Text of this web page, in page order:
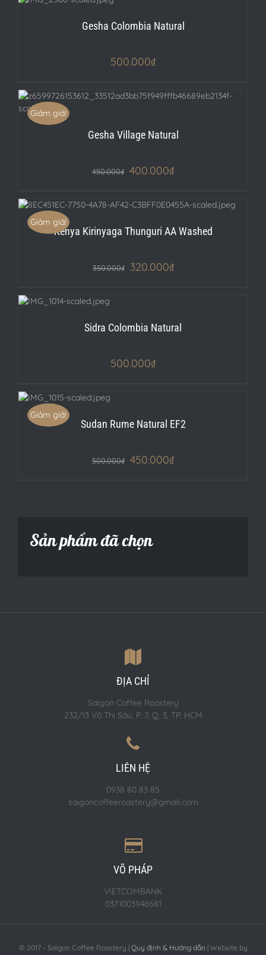
Gesha Colombia Natural
500.000₫
Giảm giá!
Gesha Village Natural
450.000₫ 400.000₫
Giảm giá!
Kenya Kirinyaga Thunguri AA Washed
350.000₫ 320.000₫
Sidra Colombia Natural
500.000₫
Giảm giá!
Sudan Rume Natural EF2
500.000₫ 450.000₫
Sản phẩm đã chọn
ĐỊA CHỈ
Saigon Coffee Roastery
232/13 Võ Thị Sáu, P. 7, Q. 3, TP. HCM
LIÊN HỆ
0938 80 83 85
saigoncoffeeroastery@gmail.com
VÕ PHÁP
VIETCOMBANK
0371003948681
© 2017 - Saigon Coffee Roastery | Quy định & Hướng dẫn | Website by